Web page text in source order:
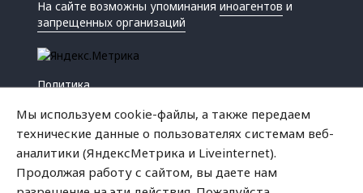
На сайте возможны упоминанияиноагентов и
запрещенных организаций
Политика
Мы используем cookie-файлы, а также передаем
технические данные о пользователях системам веб-
аналитики (ЯндексМетрика и Liveinternet).
Продолжая работу с сайтом, вы даете нам